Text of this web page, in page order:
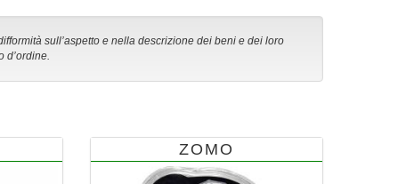
sull’aspetto e nella descrizione dei beni e dei loro
ZOMO